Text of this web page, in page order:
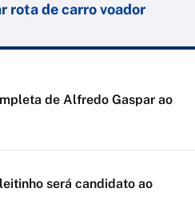
rota de carro voador
de Alfredo Gaspar ao
será candidato ao